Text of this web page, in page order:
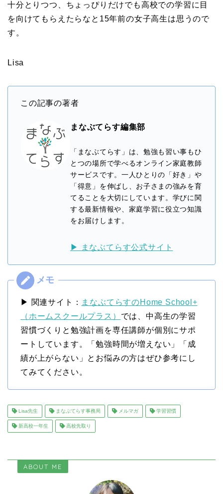
十分とりつつ、ちょっぴりだけでも高校での学習に目
を向けてもらえたらなと15年前の女子高生は思うので
す。
Lisa
この記事の著者
まなぶてらす編集部
「まなぶてらす」は、勉強も習い事もひ
とつの場所で学べるオンライン家庭教師
サービスです。一人ひとりの「好き」や
「得意」を伸ばし、お子さまの強みを育
てることを大切にしています。学びに関
する最新情報や、家庭学習に役立つ知識
をお届けします。
▶ まなぶてらす公式サイト
▶ 関連サイト： まなぶてらすのHome School+
（ホームスクールプラス） では、中高生の学習
習慣づくりと勉強計画を専任講師が個別にサポ
ートしています。「勉強時間が増えない」「成
績が上がらない」とお悩みの方はぜひ参考にし
てみてください。
Lisa先生 まなぶてらす事務局 メルマガ 学習習慣
新高校一年生 高校先取り
ABOUT ME